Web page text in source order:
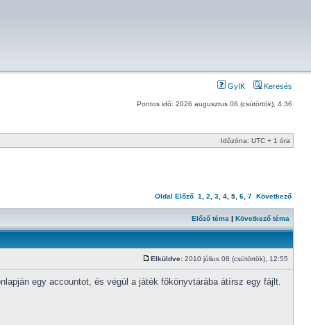
GyIK Keresés
Pontos idő: 2026 augusztus 06 (csütörtök), 4:36
Időzóna: UTC + 1 óra
Oldal Előző 1 2 3 4 5 6 7 Következő
Előző téma | Következő téma
Elküldve: 2010 július 08 (csütörtök), 12:55
egy accountot, és végül a játék főkönyvtárába átírsz egy fájlt.